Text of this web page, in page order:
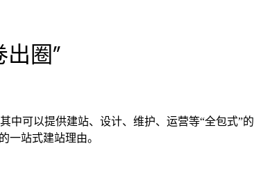
圈”
中可以提供建站、设计、维护、运营等“全包式”的
一站式建站理由。